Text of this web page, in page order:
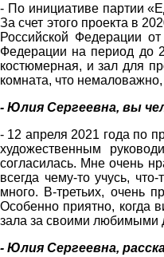
- По инициативе партии
За счет этого проекта в
Российской Федерации
Федерации на период до
костюмерная, и зал для
комната, что
- Юлия Сергеевна, вы
- 12 апреля 2021 года по
художественным
согласилась. Мне очень
всегда чему-то учусь,
много. В-третьих, очень
Особенно приятно, когда
зала за своими любимыми
- Юлия Сергеевна,